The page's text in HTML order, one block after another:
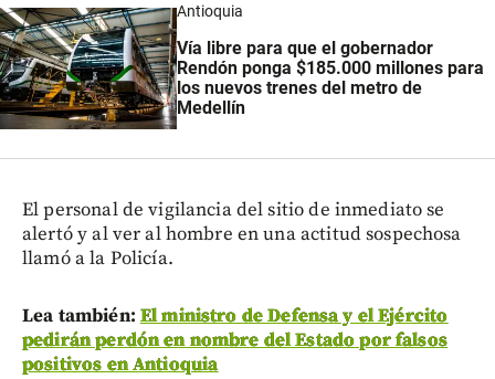
Antioquia
Vía libre para que el gobernador
Rendón ponga $185.000 millones para
los nuevos trenes del metro de
Medellín
El personal de vigilancia del sitio de inmediato se
alertó y al ver al hombre en una actitud sospechosa
llamó a la Policía.
Lea también: El ministro de Defensa y el Ejército
pedirán perdón en nombre del Estado por falsos
positivos en Antioquia